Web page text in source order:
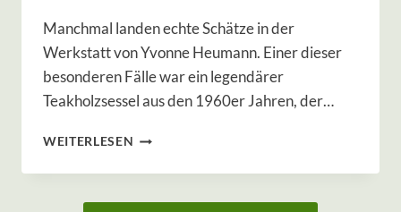
R
E
R
K
T
Manchmal landen echte Schätze in der
Werkstatt von Yvonne Heumann. Einer dieser
besonderen Fälle war ein legendärer
Teakholzsessel aus den 1960er Jahren, der…
WEITERLESEN
G